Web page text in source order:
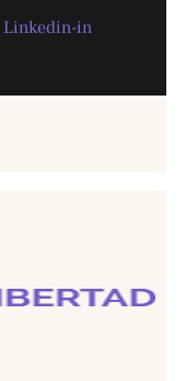
Linkedin-in